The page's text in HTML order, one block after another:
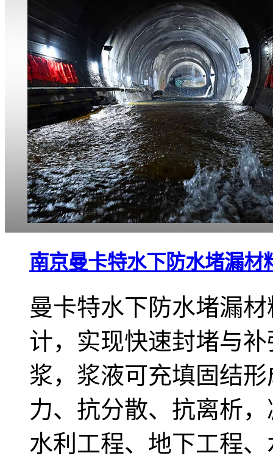
南京曼卡特水下防水堵漏材
曼卡特水下防水堵漏
计，实现快速封堵与
浆，浆液可充填固结
力、抗分散、抗离析
水利工程、地下工程